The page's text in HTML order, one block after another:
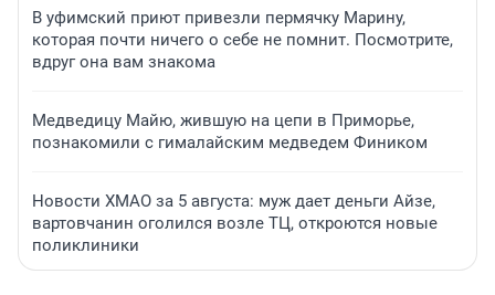
В уфимский приют привезли пермячку Марину,
которая почти ничего о себе не помнит. Посмотрите,
вдруг она вам знакома
Медведицу Майю, жившую на цепи в Приморье,
познакомили с гималайским медведем Фиником
Новости ХМАО за 5 августа: муж дает деньги Айзе,
вартовчанин оголился возле ТЦ, откроются новые
поликлиники